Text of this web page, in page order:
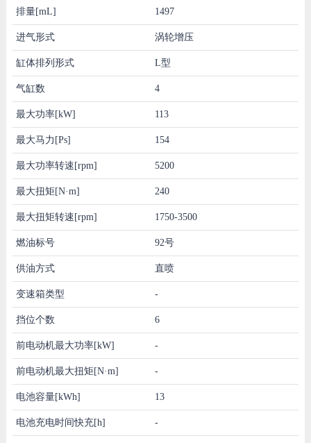
排量[mL] 1497
进气形式 涡轮增压
缸体排列形式 L型
气缸数 4
最大功率[kW] 113
最大马力[Ps] 154
最大功率转速[rpm] 5200
最大扭矩[N·m] 240
最大扭矩转速[rpm] 1750-3500
燃油标号 92号
供油方式 直喷
变速箱类型 -
挡位个数 6
前电动机最大功率[kW] -
前电动机最大扭矩[N·m] -
电池容量[kWh] 13
电池充电时间快充[h] -